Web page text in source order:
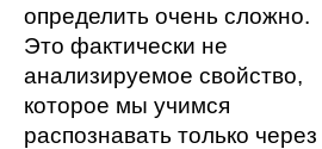
определить очень сложно.
Это фактически не
анализируемое свойство,
которое мы учимся
распознавать только через